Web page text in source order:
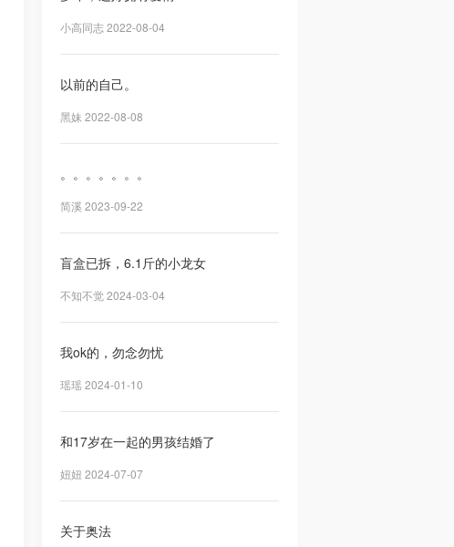
小高同志 2022-08-04
以前的自己。
黑妹 2022-08-08
。。。。。。。
简溪 2023-09-22
盲盒已拆，6.1斤的小龙女
不知不觉 2024-03-04
我ok的，勿念勿忧
瑶瑶 2024-01-10
和17岁在一起的男孩结婚了
妞妞 2024-07-07
关于奥法